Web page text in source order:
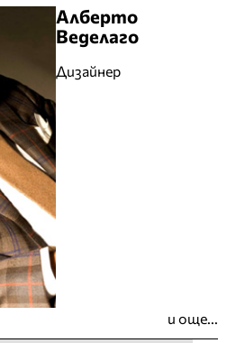
Алберто
Веделаго
Дизайнер
и още...